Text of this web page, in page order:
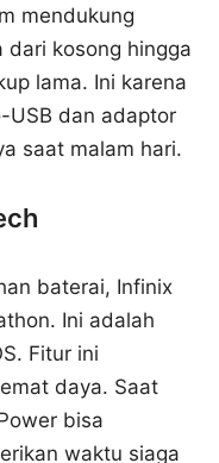
mendukung
dari kosong hingga
lama. Ini karena
USB dan adaptor
saat malam hari.
baterai, Infinix
Ini adalah
Fitur ini
daya. Saat
bisa
waktu siaga